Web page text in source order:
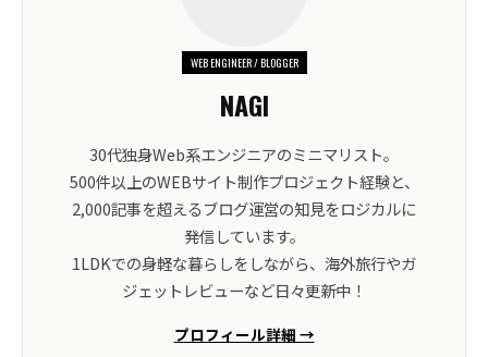
WEB ENGINEER / BLOGGER
NAGI
30代独身Web系エンジニアのミニマリスト。
500件以上のWEBサイト制作プロジェクト経験と、
2,000記事を超えるブログ運営の知見をロジカルに
発信しています。
1LDKでの身軽な暮らしをしながら、海外旅行やガ
ジェットレビューなど日々更新中！
プロフィール詳細 →